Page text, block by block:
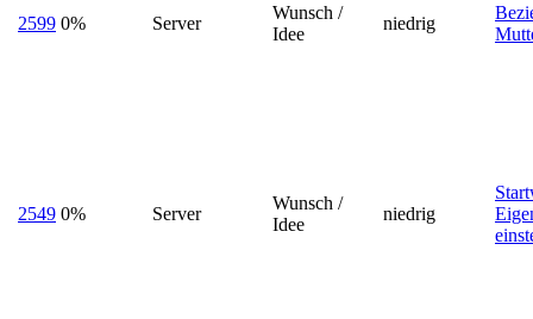
2599 0% Server
Wunsch /
Idee
niedrig
2549 0% Server
Wunsch /
Idee
niedrig